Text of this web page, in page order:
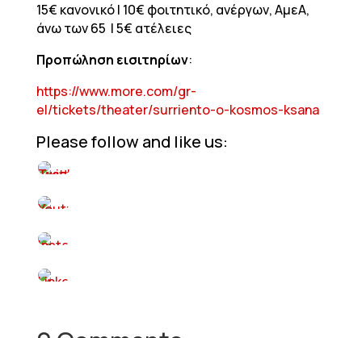
15€ κανονικό | 10€ φοιτητικό, ανέργων, ΑμεA,
άνω των 65 | 5€ ατέλειες
Προπώληση εισιτηρίων:
https://www.more.com/gr-
el/tickets/theater/surriento-o-kosmos-ksana
Please follow and like us: